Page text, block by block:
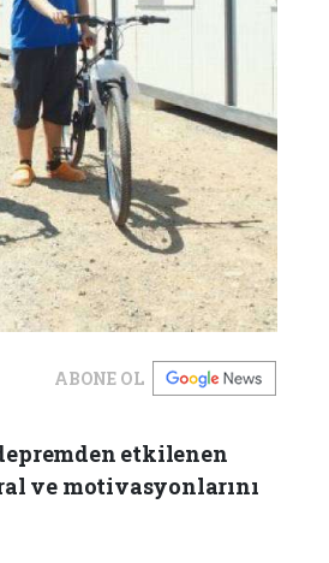
ABONE OL
etkilenen
ve motivasyonlarını